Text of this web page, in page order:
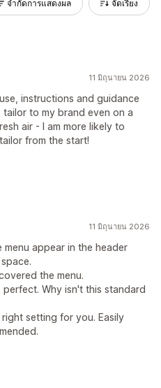
จำกัดการแสดงผล จัดเรียง
11 มิถุนายน 2026
instructions and guidance
to my brand even on a
air - I am more likely to
from the start!
11 มิถุนายน 2026
appear in the header
the menu.
Why isn't this standard
setting for you. Easily